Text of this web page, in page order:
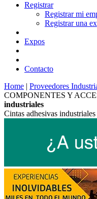
Registrar
Registrar mi
Registrar una
Expos
Contacto
Home | Proveedores
COMPONENTES Y
industriales
Cintas adhesivas industriales